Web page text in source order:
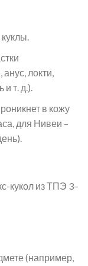
локти,
т. д.).
в кожу
для Нивеи –
кукол из ТПЭ 3–
(например,